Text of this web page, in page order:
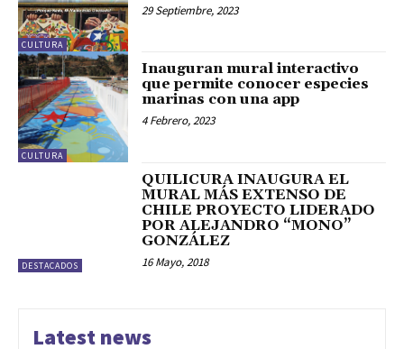
CULTURA
29 Septiembre, 2023
CULTURA
Inauguran mural interactivo
que permite conocer especies
marinas con una app
4 Febrero, 2023
DESTACADOS
QUILICURA INAUGURA EL
MURAL MÁS EXTENSO DE
CHILE PROYECTO LIDERADO
POR ALEJANDRO “MONO”
GONZÁLEZ
16 Mayo, 2018
Latest news